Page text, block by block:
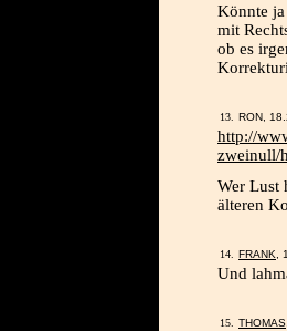
Könnte ja
mit
ob es
RON,
http://
zweinull/
Wer Lust
älteren
FRANK ,
Und
THOMAS